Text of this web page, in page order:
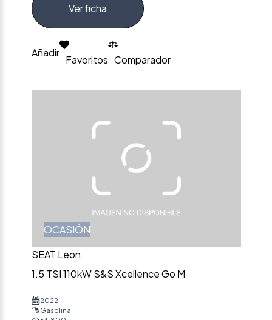
Ver ficha
Añadir
Favoritos Comparador
OCASIÓN
SEAT Leon
1.5 TSI 110kW S&S Xcellence Go M
2022
Gasolina